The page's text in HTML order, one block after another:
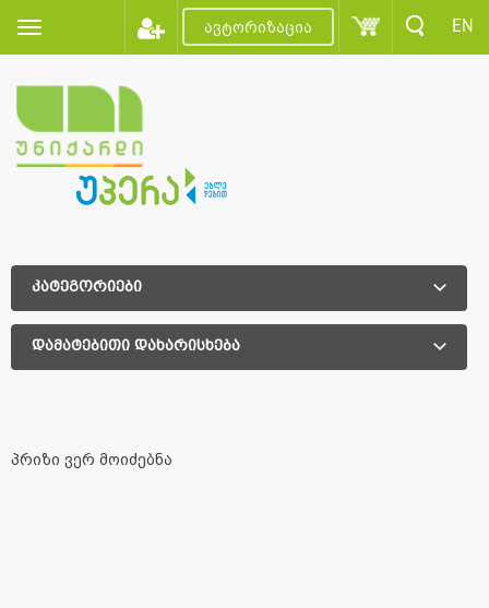
ავტორიზაცია EN
კატეგორიები
დამატებითი დახარისხება
პრიზი ვერ მოიძებნა